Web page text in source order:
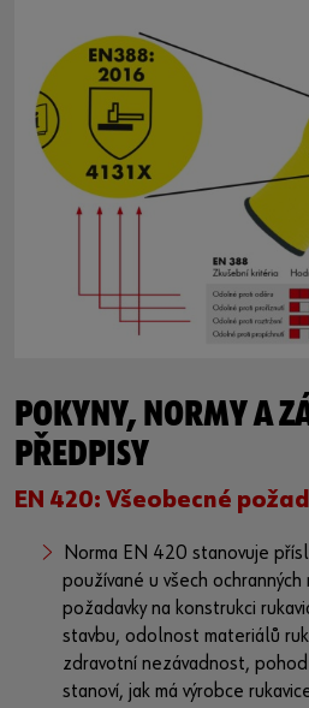
POKYNY, NORMY A
PŘEDPISY
EN 420: Všeobecné
Norma EN 420 stanovuje
používané u všech ochranných
požadavky na konstrukci
stavbu, odolnost materiálů
zdravotní nezávadnost,
stanoví, jak má výrobce